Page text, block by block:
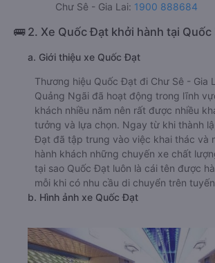
Chư Sê - Gia Lai: 1900 888684
🚌 2. Xe Quốc Đạt khởi hành tại Quốc
a. Giới thiệu xe Quốc Đạt
Thương hiệu Quốc Đạt đi Chư Sê - Gia
Quảng Ngãi đã hoạt động trong lĩnh
khách nhiều năm nên rất được nhiều
tưởng và lựa chọn. Ngay từ khi thành
Đạt đã tập trung vào việc khai thác và
hành khách những chuyến xe chất
tại sao Quốc Đạt luôn là cái tên được
mỗi khi có nhu cầu di chuyển trên
b. Hình ảnh xe Quốc Đạt